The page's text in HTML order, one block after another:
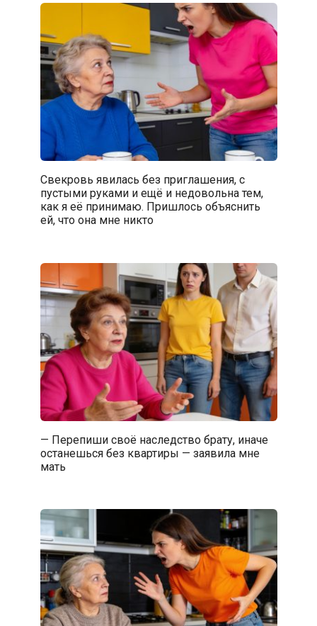
Свекровь явилась без приглашения, с
пустыми руками и ещё и недовольна тем,
как я её принимаю. Пришлось объяснить
ей, что она мне никто
— Перепиши своё наследство брату, иначе
останешься без квартиры — заявила мне
мать